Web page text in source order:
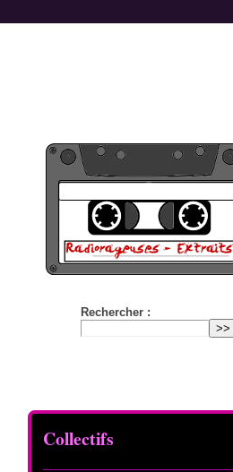
Rechercher :
Collectifs